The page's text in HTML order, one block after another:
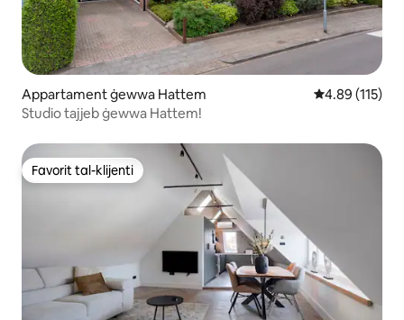
Appartament ġewwa Hattem Rating medju
4.89 (115)
Studio tajjeb ġewwa Hattem!
Favorit tal-klijenti
Favorit tal-klijenti